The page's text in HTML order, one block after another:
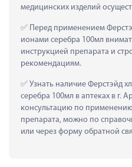
медицинских изделий
Перед применением
ионами серебра 100мл
инструкцией препарата и
рекомендациям.
Узнать наличие Ферстэйд
серебра 100мл в аптеках в г.
консультацию по
препарата, можно по
или через форму обратной